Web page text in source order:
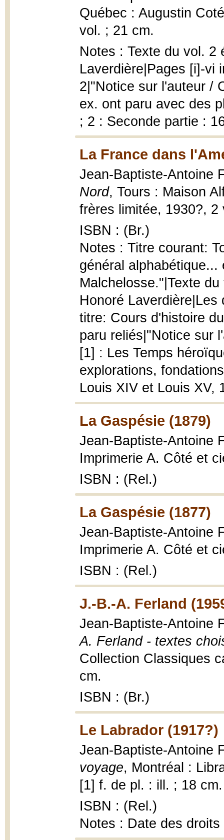
Québec : Augustin
vol. ; 21 cm.
Notes : Texte du vol. 2
Laverdière|Pages [i]-vi
2|"Notice sur l'auteur /
ex. ont paru avec des
; 2 : Seconde partie :
La France dans
Jean-Baptiste-Antoine
Nord, Tours : Maison
frères limitée, 1930?,
ISBN : (Br.)
Notes : Titre courant:
général
Malchelosse."|Texte
Honoré
titre: Cours d'histoire
paru reliés|"Notice sur
[1] : Les Temps
explorations,
Louis XIV et Louis XV,
La Gaspésie (1879)
Jean-Baptiste-Antoine
Imprimerie A. Côté et
ISBN : (Rel.)
La Gaspésie (1877)
Jean-Baptiste-Antoine
Imprimerie A. Côté et
ISBN : (Rel.)
J.-B.-A. Ferland
Jean-Baptiste-Antoine
A. Ferland - textes
Collection Classiques
cm.
ISBN : (Br.)
Le Labrador (1917?)
Jean-Baptiste-Antoine
voyage, Montréal :
[1] f. de pl. : ill. ; 18 cm.
ISBN : (Rel.)
Notes : Date des